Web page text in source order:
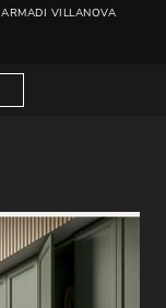
ARMADI VILLANOVA